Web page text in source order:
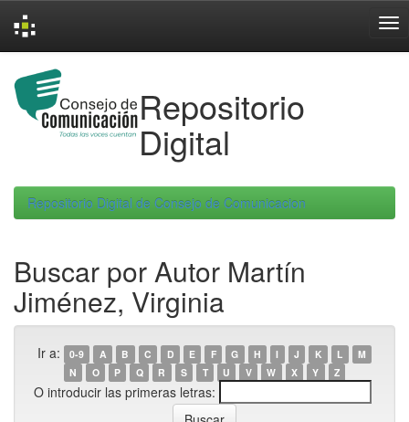
navigation
Repositorio
Digital
Repositorio Digital de Consejo de Comunicacion
Buscar por Autor Martín
Jiménez, Virginia
Ir a: 0-9 A B C D E F G H I J K L
M
N
O P Q R S T U V W X Y Z
O introducir las primeras letras: